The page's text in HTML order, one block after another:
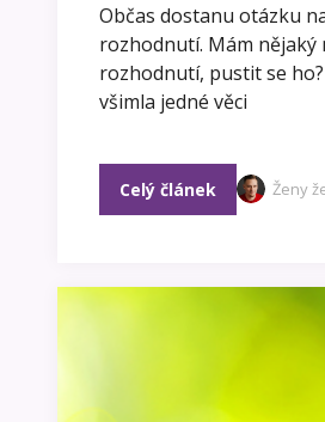
Občas dostanu otázku
rozhodnutí. Mám nějaký
rozhodnutí, pustit se
všimla jedné věci
Celý článek Ženy